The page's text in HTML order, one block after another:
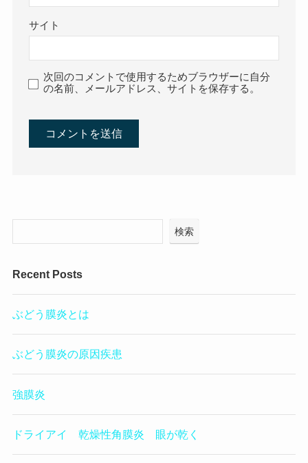
サイト
次回のコメントで使用するためブラウザーに自分
の名前、メールアドレス、サイトを保存する。
検索
Recent Posts
ぶどう膜炎とは
ぶどう膜炎の原因疾患
強膜炎
ドライアイ 乾燥性角膜炎 眼が乾く